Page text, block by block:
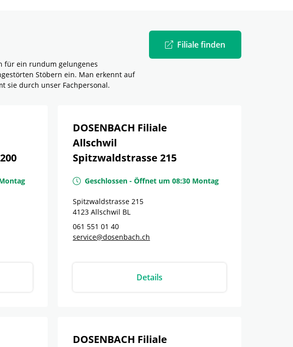
für ein rundum gelungenes
Stöbern ein. Man erkennt auf
sie durch unser Fachpersonal.
Filiale finden
DOSENBACH Filiale
Allschwil
Spitzwaldstrasse 215
Geschlossen - Öffnet um 08:30 Montag
Spitzwaldstrasse 215
4123 Allschwil BL
061 551 01 40
service@dosenbach.ch
Details
DOSENBACH Filiale